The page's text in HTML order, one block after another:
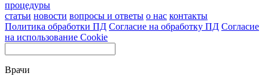
процедуры
статьи новости вопросы и ответы о нас контакты
Политика обработки ПД Согласие на обработку ПД Согласие
на использование Cookie
Врачи